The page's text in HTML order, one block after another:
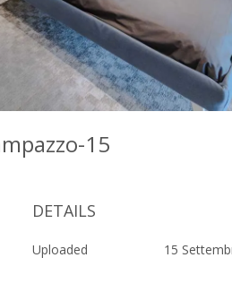
15
DETAILS
Uploaded 15